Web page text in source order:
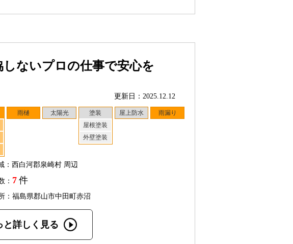
ないプロの仕事で安心を
更新日：2025.12.12
雨樋 太陽光
塗装
屋根塗装
外壁塗装
屋上防水 雨漏り
：西白河郡泉崎村 周辺
： 7 件
：福島県郡山市中田町赤沼
と詳しく見る